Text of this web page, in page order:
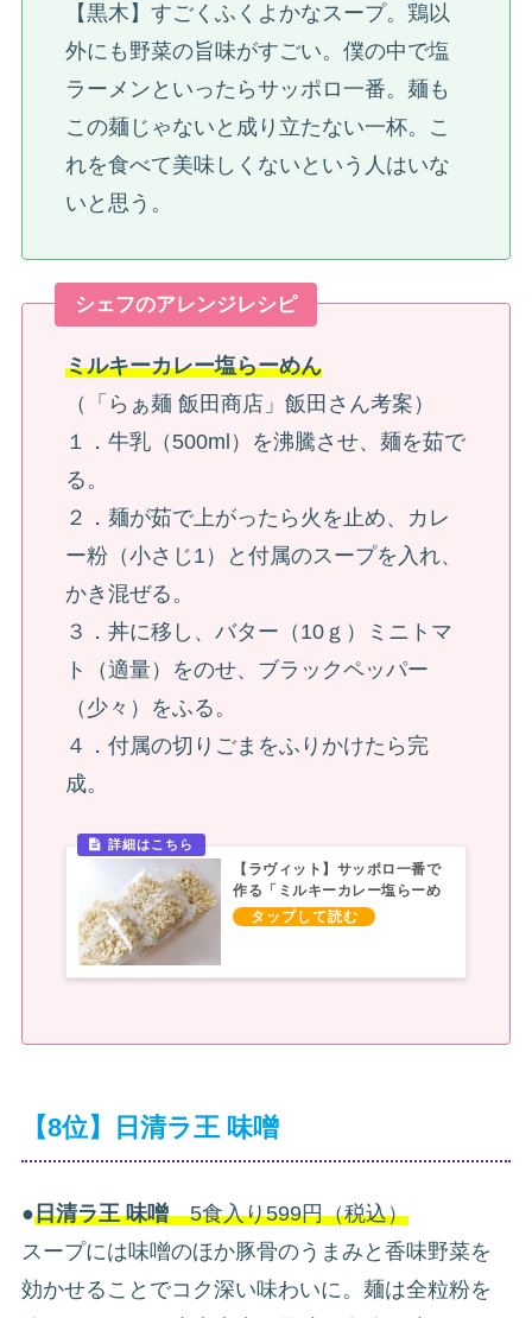
【黒木】すごくふくよかなスープ。鶏以
外にも野菜の旨味がすごい。僕の中で塩
ラーメンといったらサッポロ一番。麺も
この麺じゃないと成り立たない一杯。こ
れを食べて美味しくないという人はいな
いと思う。
シェフのアレンジレシピ
ミルキーカレー塩らーめん
（「らぁ麺 飯田商店」飯田さん考案）
１．牛乳（500ml）を沸騰させ、麺を茹で
る。
２．麺が茹で上がったら火を止め、カレ
ー粉（小さじ1）と付属のスープを入れ、
かき混ぜる。
３．丼に移し、バター（10ｇ）ミニトマ
ト（適量）をのせ、ブラックペッパー
（少々）をふる。
４．付属の切りごまをふりかけたら完
成。
【ラヴィット】サッポロ一番で
作る「ミルキーカレー塩らーめ
ん」アレンジレシピ
【8位】日清ラ王 味噌
●日清ラ王 味噌5食入り599円（税込）
スープには味噌のほか豚骨のうまみと香味野菜を
効かせることでコク深い味わいに。麺は全粒粉を